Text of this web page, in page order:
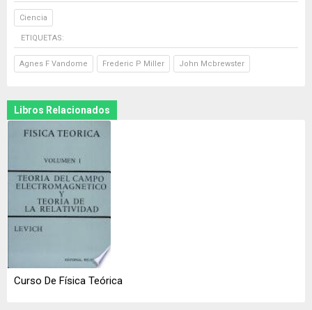
Ciencia
ETIQUETAS:
Agnes F Vandome Frederic P Miller John Mcbrewster
Libros Relacionados
Curso De Física Teórica